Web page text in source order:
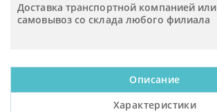
Доставка транспортной компанией или
самовывоз со склада любого филиала
Описание
Характеристики